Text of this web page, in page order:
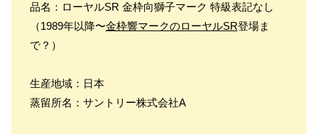
品名：ローヤルSR 金枠向獅子マーク 特級表記なし
（1989年以降〜金枠響マークのローヤルSR登場ま
で？）
生産地域：日本
蒸留所名：サントリー株式会社A